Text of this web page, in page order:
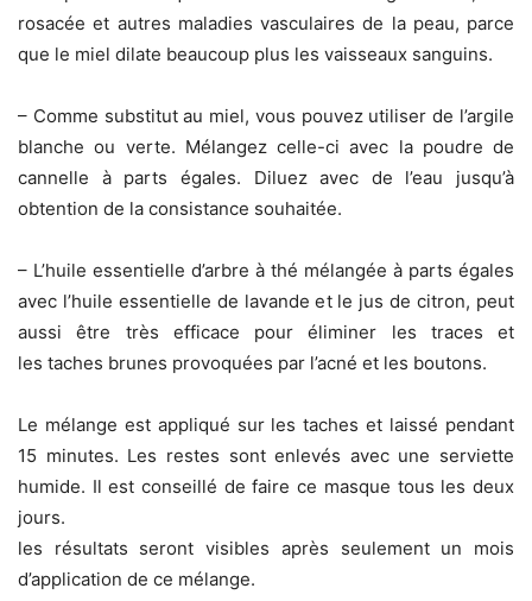
rosacée et autres maladies vasculaires de la peau, parce
que le miel dilate beaucoup plus les vaisseaux sanguins.
– Comme substitut au miel, vous pouvez utiliser de l’argile
blanche ou verte. Mélangez celle-ci avec la poudre de
cannelle à parts égales. Diluez avec de l’eau jusqu’à
obtention de la consistance souhaitée.
– L’huile essentielle d’arbre à thé mélangée à parts égales
avec l’huile essentielle de lavande et le jus de citron, peut
aussi être très efficace pour éliminer les traces et
les taches brunes provoquées par l’acné et les boutons.
Le mélange est appliqué sur les taches et laissé pendant
15 minutes. Les restes sont enlevés avec une serviette
humide. Il est conseillé de faire ce masque tous les deux
jours.
les résultats seront visibles après seulement un mois
d’application de ce mélange.